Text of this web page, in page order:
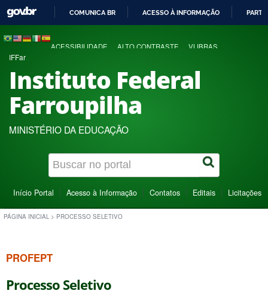
COMUNICA BR ACESSO À INFORMAÇÃO
ACESSIBILIDADE ALTO CONTRASTE VLIBRAS
IFFar
Instituto Federal
Farroupilha
MINISTÉRIO DA EDUCAÇÃO
Início Portal Acesso à Informação Contatos Editais Licitações
PÁGINA INICIAL > PROCESSO SELETIVO
PROFEPT
Processo Seletivo